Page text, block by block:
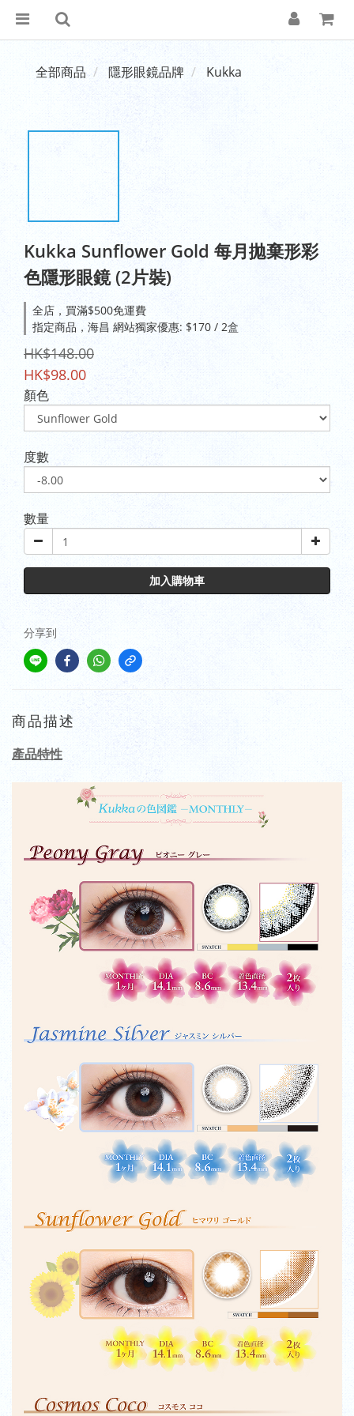
全部商品 隱形眼鏡品牌 Kukka
Kukka Sunflower Gold 每月拋棄形彩
色隱形眼鏡 (2片裝)
全店，買滿$500免運費
指定商品，海昌 網站獨家優惠: $170 / 2盒
HK$148.00
HK$98.00
顏色
度數
數量
加入購物車
分享到
商品描述
產品特性